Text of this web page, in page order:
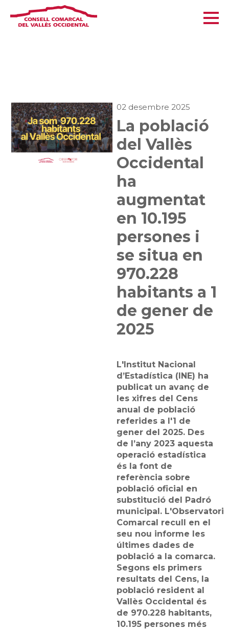
02 desembre 2025
La població
del Vallès
Occidental
ha
augmentat
en 10.195
persones i
se situa en
970.228
habitants a 1
de gener de
2025
L'Institut Nacional
d’Estadística (INE) ha
publicat un avanç de
les xifres del Cens
anual de població
referides a l'1 de
gener del 2025. Des
de l’any 2023 aquesta
operació estadística
és la font de
referència sobre
població oficial en
substitució del Padró
municipal. L'Observatori
Comarcal recull en el
seu nou informe les
últimes dades de
població a la comarca.
Segons els primers
resultats del Cens, la
població resident al
Vallès Occidental és
de 970.228 habitants,
10.195 persones més